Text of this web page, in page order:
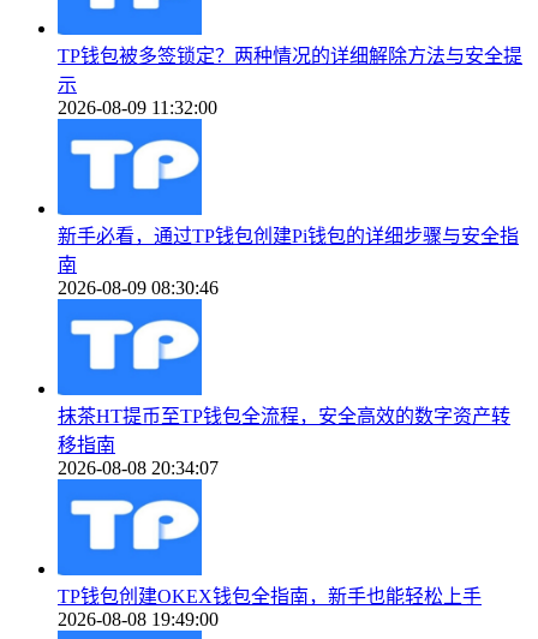
TP钱包被多签锁定？两种情况的详细解除方法与安全提
示
2026-08-09 11:32:00
新手必看，通过TP钱包创建Pi钱包的详细步骤与安全指
南
2026-08-09 08:30:46
抹茶HT提币至TP钱包全流程，安全高效的数字资产转
移指南
2026-08-08 20:34:07
TP钱包创建OKEX钱包全指南，新手也能轻松上手
2026-08-08 19:49:00